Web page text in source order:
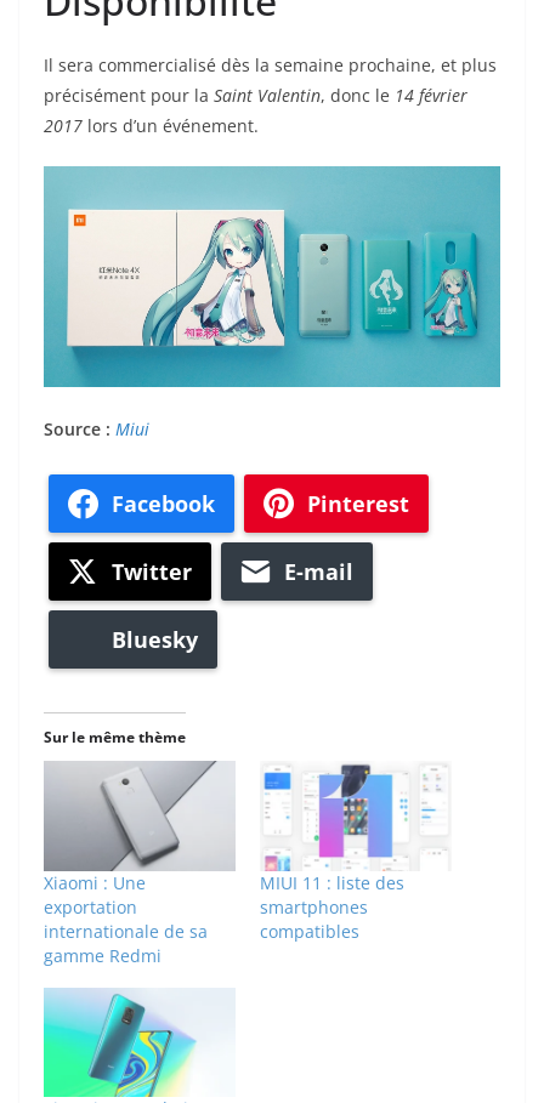
Il sera commercialisé dès la semaine prochaine, et plus
précisément pour la Saint Valentin, donc le 14 février
2017 lors d’un événement.
Source : Miui
Facebook Pinterest
Twitter E-mail
Bluesky
Sur le même thème
Xiaomi : Une
exportation
internationale de sa
gamme Redmi
MIUI 11 : liste des
smartphones
compatibles